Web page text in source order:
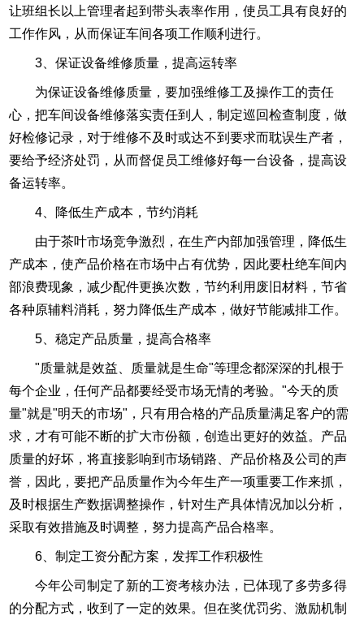
让班组长以上管理者起到带头表率作用，使员工具有良好的
工作作风，从而保证车间各项工作顺利进行。
3、保证设备维修质量，提高运转率
为保证设备维修质量，要加强维修工及操作工的责任
心，把车间设备维修落实责任到人，制定巡回检查制度，做
好检修记录，对于维修不及时或达不到要求而耽误生产者，
要给予经济处罚，从而督促员工维修好每一台设备，提高设
备运转率。
4、降低生产成本，节约消耗
由于茶叶市场竞争激烈，在生产内部加强管理，降低生
产成本，使产品价格在市场中占有优势，因此要杜绝车间内
部浪费现象，减少配件更换次数，节约利用废旧材料，节省
各种原辅料消耗，努力降低生产成本，做好节能减排工作。
5、稳定产品质量，提高合格率
"质量就是效益、质量就是生命"等理念都深深的扎根于
每个企业，任何产品都要经受市场无情的考验。"今天的质
量"就是"明天的市场"，只有用合格的产品质量满足客户的需
求，才有可能不断的扩大市份额，创造出更好的效益。产品
质量的好坏，将直接影响到市场销路、产品价格及公司的声
誉，因此，要把产品质量作为今年生产一项重要工作来抓，
及时根据生产数据调整操作，针对生产具体情况加以分析，
采取有效措施及时调整，努力提高产品合格率。
6、制定工资分配方案，发挥工作积极性
今年公司制定了新的工资考核办法，已体现了多劳多得
的分配方式，收到了一定的效果。但在奖优罚劣、激励机制